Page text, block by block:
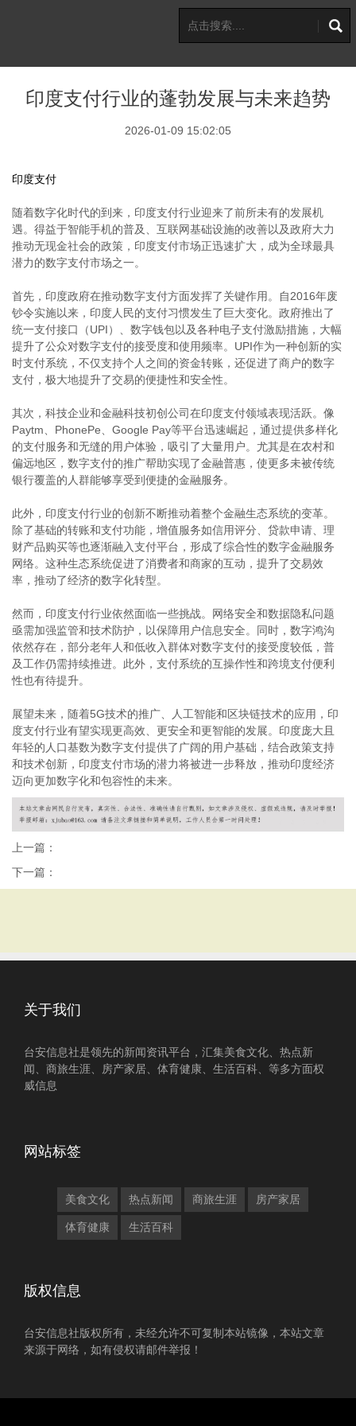
印度支付行业的蓬勃发展与未来趋势
2026-01-09 15:02:05
印度支付
随着数字化时代的到来，印度支付行业迎来了前所未有的发展机
遇。得益于智能手机的普及、互联网基础设施的改善以及政府大力
推动无现金社会的政策，印度支付市场正迅速扩大，成为全球最具
潜力的数字支付市场之一。
首先，印度政府在推动数字支付方面发挥了关键作用。自2016年废
钞令实施以来，印度人民的支付习惯发生了巨大变化。政府推出了
统一支付接口（UPI）、数字钱包以及各种电子支付激励措施，大幅
提升了公众对数字支付的接受度和使用频率。UPI作为一种创新的实
时支付系统，不仅支持个人之间的资金转账，还促进了商户的数字
支付，极大地提升了交易的便捷性和安全性。
其次，科技企业和金融科技初创公司在印度支付领域表现活跃。像
Paytm、PhonePe、Google Pay等平台迅速崛起，通过提供多样化
的支付服务和无缝的用户体验，吸引了大量用户。尤其是在农村和
偏远地区，数字支付的推广帮助实现了金融普惠，使更多未被传统
银行覆盖的人群能够享受到便捷的金融服务。
此外，印度支付行业的创新不断推动着整个金融生态系统的变革。
除了基础的转账和支付功能，增值服务如信用评分、贷款申请、理
财产品购买等也逐渐融入支付平台，形成了综合性的数字金融服务
网络。这种生态系统促进了消费者和商家的互动，提升了交易效
率，推动了经济的数字化转型。
然而，印度支付行业依然面临一些挑战。网络安全和数据隐私问题
亟需加强监管和技术防护，以保障用户信息安全。同时，数字鸿沟
依然存在，部分老年人和低收入群体对数字支付的接受度较低，普
及工作仍需持续推进。此外，支付系统的互操作性和跨境支付便利
性也有待提升。
展望未来，随着5G技术的推广、人工智能和区块链技术的应用，印
度支付行业有望实现更高效、更安全和更智能的发展。印度庞大且
年轻的人口基数为数字支付提供了广阔的用户基础，结合政策支持
和技术创新，印度支付市场的潜力将被进一步释放，推动印度经济
迈向更加数字化和包容性的未来。
上一篇：
下一篇：
关于我们
台安信息社是领先的新闻资讯平台，汇集美食文化、热点新
闻、商旅生涯、房产家居、体育健康、生活百科、等多方面权
威信息
网站标签
美食文化 热点新闻 商旅生涯 房产家居
体育健康 生活百科
版权信息
台安信息社版权所有，未经允许不可复制本站镜像，本站文章
来源于网络，如有侵权请邮件举报！